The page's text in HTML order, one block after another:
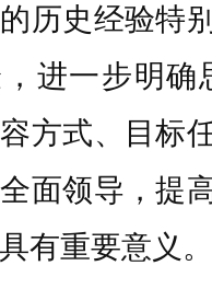
历史经验特
进一步明
方式、目标
面领导，提
有重要意义。